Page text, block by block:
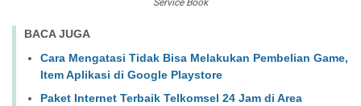
BACA JUGA
Cara Mengatasi Tidak Bisa Melakukan Pembelian Game,
Item Aplikasi di Google Playstore
Paket Internet Terbaik Telkomsel 24 Jam di Area